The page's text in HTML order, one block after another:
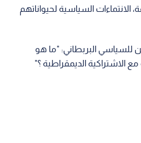
السياسية لحيواناتهم
للسياسي البربطاني: "ما هو
الاشتراكية الديمقراطية ؟"